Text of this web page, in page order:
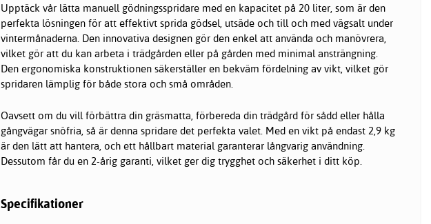
Upptäck vår lätta manuell gödningsspridare med en kapacitet på 20 liter, som är den
perfekta lösningen för att effektivt sprida gödsel, utsäde och till och med vägsalt under
vintermånaderna. Den innovativa designen gör den enkel att använda och manövrera,
vilket gör att du kan arbeta i trädgården eller på gården med minimal ansträngning.
Den ergonomiska konstruktionen säkerställer en bekväm fördelning av vikt, vilket gör
spridaren lämplig för både stora och små områden.
Oavsett om du vill förbättra din gräsmatta, förbereda din trädgård för sådd eller hålla
gångvägar snöfria, så är denna spridare det perfekta valet. Med en vikt på endast 2,9 kg
är den lätt att hantera, och ett hållbart material garanterar långvarig användning.
Dessutom får du en 2-årig garanti, vilket ger dig trygghet och säkerhet i ditt köp.
Specifikationer